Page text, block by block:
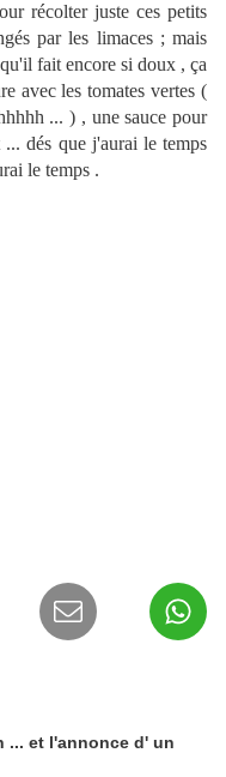
récolter juste ces petits
par les limaces ; mais
fait encore si doux , ça
avec les tomates vertes (
... ) , une sauce pour
... dés que j'aurai le temps
le temps .
... et l'annonce d' un